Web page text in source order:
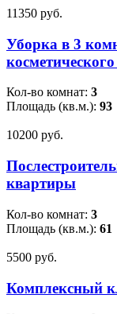
11350 pуб.
Уборка в 3
Кол-во комнат: 3
Площадь (кв.м.): 93
10200 pуб.
квартиры
Кол-во комнат: 3
Площадь (кв.м.): 61
5500 pуб.
Комплексный